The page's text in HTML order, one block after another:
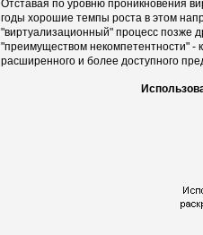
Отставая по уровню проникновения
годы хорошие темпы роста в этом
"виртуализационный" процесс позже
"преимуществом некомпетентности" -
расширенного и более доступного